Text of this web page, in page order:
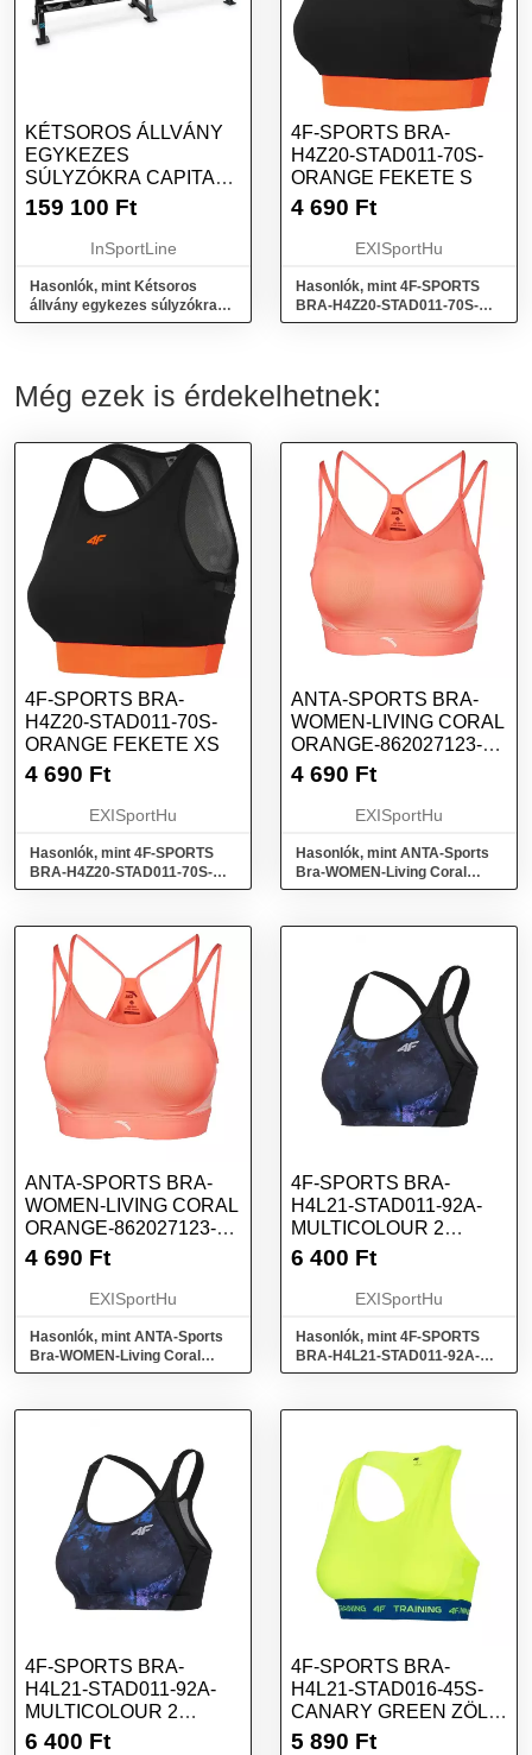
KÉTSOROS ÁLLVÁNY
EGYKEZES
SÚLYZÓKRA CAPITAL
SPORTS DEPORTAR
159 100 Ft
InSportLine
Hasonlók, mint Kétsoros
állvány egykezes súlyzókra
Capital Sports Deportar
4F-SPORTS BRA-
H4Z20-STAD011-70S-
ORANGE FEKETE S
4 690 Ft
EXISportHu
Hasonlók, mint 4F-SPORTS
BRA-H4Z20-STAD011-70S-
ORANGE Fekete S
Még ezek is érdekelhetnek:
4F-SPORTS BRA-
H4Z20-STAD011-70S-
ORANGE FEKETE XS
4 690 Ft
EXISportHu
Hasonlók, mint 4F-SPORTS
BRA-H4Z20-STAD011-70S-
ORANGE Fekete XS
ANTA-SPORTS BRA-
WOMEN-LIVING CORAL
ORANGE-862027123-2
NARANCSSÁRGA L
4 690 Ft
EXISportHu
Hasonlók, mint ANTA-Sports
Bra-WOMEN-Living Coral
Orange-862027123-2
ANTA-SPORTS BRA-
WOMEN-LIVING CORAL
ORANGE-862027123-2
NARANCSSÁRGA XL
4 690 Ft
EXISportHu
Hasonlók, mint ANTA-Sports
Bra-WOMEN-Living Coral
Orange-862027123-2
4F-SPORTS BRA-
H4L21-STAD011-92A-
MULTICOLOUR 2
ALLOVER FEKETE S
6 400 Ft
EXISportHu
Hasonlók, mint 4F-SPORTS
BRA-H4L21-STAD011-92A-
MULTICOLOUR 2 ALLOVER
4F-SPORTS BRA-
H4L21-STAD011-92A-
MULTICOLOUR 2
ALLOVER FEKETE XS
6 400 Ft
4F-SPORTS BRA-
H4L21-STAD016-45S-
CANARY GREEN ZÖLD
S
5 890 Ft